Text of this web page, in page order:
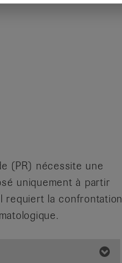
(PR) nécessite une
uniquement à partir
requiert la confrontation